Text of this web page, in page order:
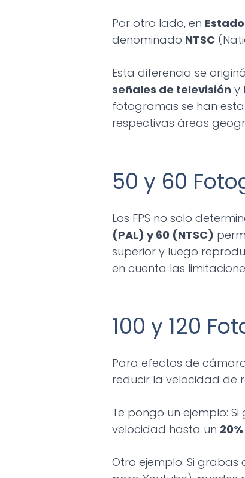
Por otro lado, en
denominado NTSC
Esta diferencia se
señales de televisión y
fotogramas se han
respectivas áreas
50 y 60
Los FPS no solo
(PAL) y 60 (NTSC)
superior y luego
en cuenta las
100 y 120
Para efectos de
reducir la velocidad de
Te pongo un ejemplo:
velocidad hasta un 20%
Otro ejemplo: Si grabas